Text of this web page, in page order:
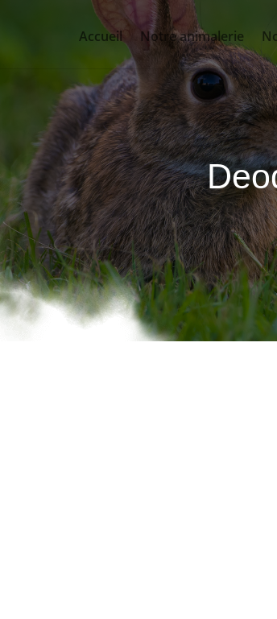
Accueil Notre animalerie